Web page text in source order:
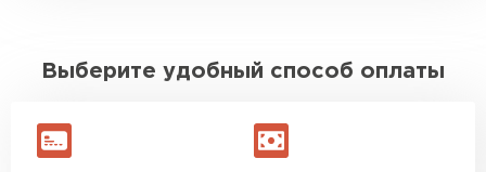
Выберите удобный способ оплаты